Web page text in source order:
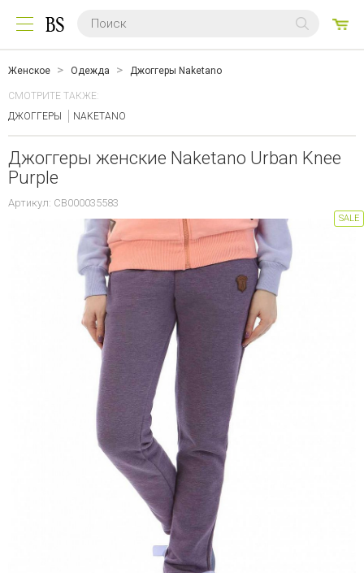
Женское Одежда Джоггеры Naketano
СМОТРИТЕ ТАКЖЕ:
ДЖОГГЕРЫ
NAKETANO
Джоггеры женские Naketano Urban Knee
Purple
Артикул: CB000035583
SALE